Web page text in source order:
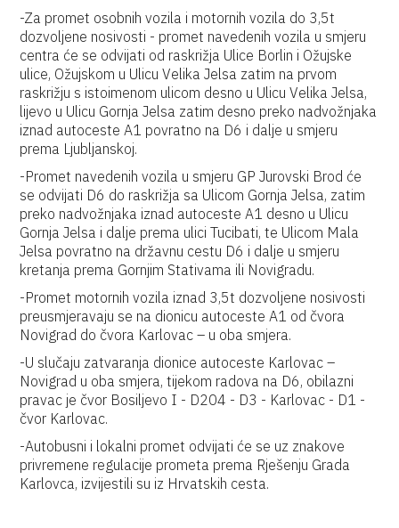
-Za promet osobnih vozila i motornih vozila do 3,5t
dozvoljene nosivosti - promet navedenih vozila u smjeru
centra će se odvijati od raskrižja Ulice Borlin i Ožujske
ulice, Ožujskom u Ulicu Velika Jelsa zatim na prvom
raskrižju s istoimenom ulicom desno u Ulicu Velika Jelsa,
lijevo u Ulicu Gornja Jelsa zatim desno preko nadvožnjaka
iznad autoceste A1 povratno na D6 i dalje u smjeru
prema Ljubljanskoj.
-Promet navedenih vozila u smjeru GP Jurovski Brod će
se odvijati D6 do raskrižja sa Ulicom Gornja Jelsa, zatim
preko nadvožnjaka iznad autoceste A1 desno u Ulicu
Gornja Jelsa i dalje prema ulici Tucibati, te Ulicom Mala
Jelsa povratno na državnu cestu D6 i dalje u smjeru
kretanja prema Gornjim Stativama ili Novigradu.
-Promet motornih vozila iznad 3,5t dozvoljene nosivosti
preusmjeravaju se na dionicu autoceste A1 od čvora
Novigrad do čvora Karlovac – u oba smjera.
-U slučaju zatvaranja dionice autoceste Karlovac –
Novigrad u oba smjera, tijekom radova na D6, obilazni
pravac je čvor Bosiljevo I - D204 - D3 - Karlovac - D1 -
čvor Karlovac.
-Autobusni i lokalni promet odvijati će se uz znakove
privremene regulacije prometa prema Rješenju Grada
Karlovca, izvijestili su iz Hrvatskih cesta.